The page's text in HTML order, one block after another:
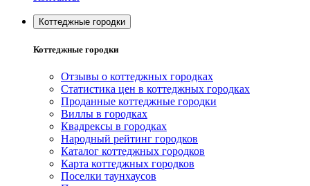
Коттеджные городки
Коттеджные городки
Отзывы о коттеджных городках
Статистика цен в коттеджных городках
Проданные коттеджные городки
Виллы в городках
Квадрексы в городках
Народный рейтинг городков
Каталог коттеджных городков
Карта коттеджных городков
Поселки таунхаусов